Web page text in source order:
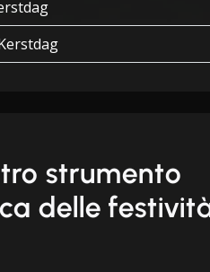
strumento
delle